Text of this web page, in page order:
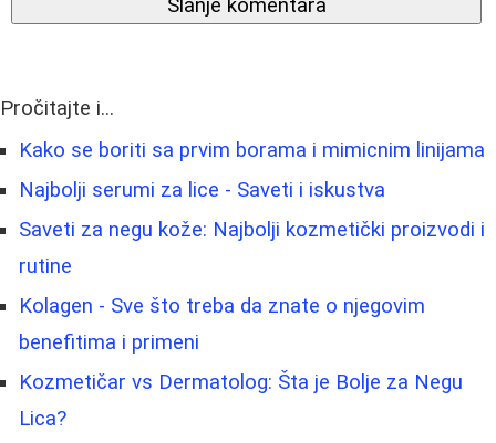
Slanje komentara
Pročitajte i...
Kako se boriti sa prvim borama i mimicnim linijama
Najbolji serumi za lice - Saveti i iskustva
Saveti za negu kože: Najbolji kozmetički proizvodi i
rutine
Kolagen - Sve što treba da znate o njegovim
benefitima i primeni
Kozmetičar vs Dermatolog: Šta je Bolje za Negu
Lica?